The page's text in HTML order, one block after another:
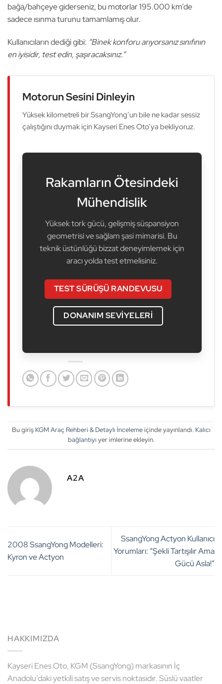
bağa/bahçeye giderseniz, bu motorlar 195.000 km’de
sadece ısınma turunu tamamlamış olur.
Kullanıcıların dediği gibi: “Binek konforu arıyorsanız sınıfının
en iyisidir, test edin, şaşıracaksınız.”
Motorun Sesini Dinleyin
Yüksek kilometreli bir SsangYong’un bile ne kadar sessiz
çalıştığını duymak için Kayseri Enes Oto’ya bekliyoruz.
Rakamların Ötesindeki
Mühendislik
Yüksek tork gücü, gelişmiş süspansiyon
geometrisi ve sağlam şasi mimarisi. Bu
teknik üstünlüğü bizzat deneyimlemek için
aracı yolda test etmelisiniz.
TEST SÜRÜŞÜ RANDEVUSU
DONANIM SEVIYELERI
Bu giriş KGM Araç Rehberi & Detaylı İncelemeiçinde yayınlandı. Kalıcı
bağlantıyı yer imlerine ekleyin.
A2A
2008 SsangYong Modelleri:
Kyron ve Actyon
SsangYong Actyon Kullanıcı
Yorumları: “Şekli Tartışılır Ama
Gücü Asla!”
HAKKIMIZDA
Kayseri Enes Oto, KGM (SsangYong) markasının İç
Anadolu’daki yetkili satış ve servis noktasıdır. Süslü vaatler